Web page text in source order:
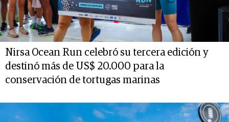
Nirsa Ocean Run celebró su tercera edición y
destinó más de US$ 20.000 para la
conservación de tortugas marinas